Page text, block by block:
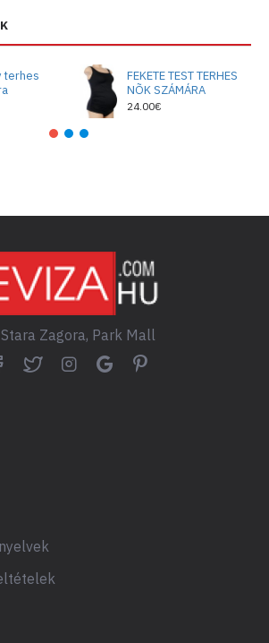
terhes
FEKETE TEST TERHES
NÕK SZÁMÁRA
24.00€
Stara Zagora, Park Mall